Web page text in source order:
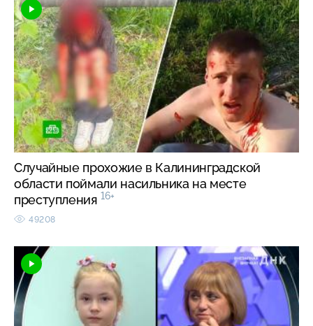
Случайные прохожие в Калининградской
области поймали насильника на месте
преступления 16+
49208